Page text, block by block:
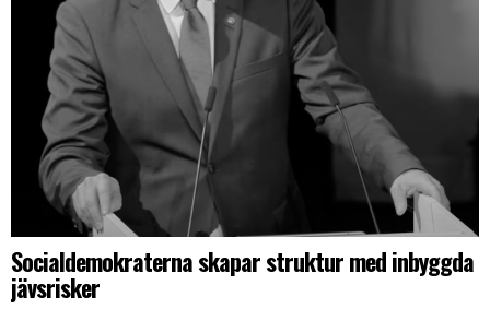
Socialdemokraterna skapar struktur med inbyggda
jävsrisker